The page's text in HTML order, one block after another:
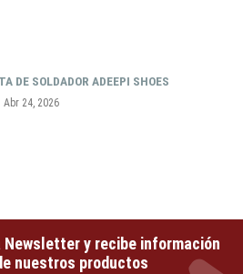
DE SOLDADOR ADEEPI SHOES
Abr 24, 2026
y recibe información
nuestros productos